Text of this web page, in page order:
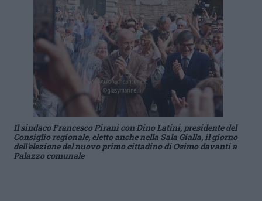
Il sindaco Francesco Pirani con Dino Latini, presidente del
Consiglio regionale, eletto anche nella Sala Gialla, il giorno
dell’elezione del nuovo primo cittadino di Osimo davanti a
Palazzo comunale